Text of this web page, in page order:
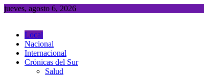
Saltar
jueves, agosto 6, 2026
Local
Nacional
Internacional
Crónicas del Sur
Salud